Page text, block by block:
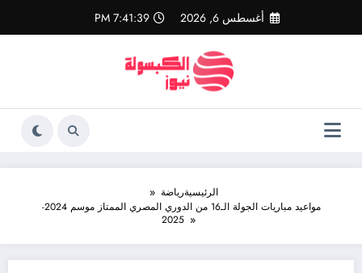
المحتوى
أغسطس 6, 2026 7:41:40 PM
الرئيسيةرياضة
مواعيد مباريات الجولة الـ16 من الدوري المصري الممتاز موسم 2024-
2025